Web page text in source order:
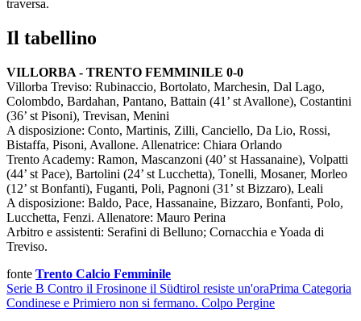
traversa.
Il tabellino
VILLORBA - TRENTO FEMMINILE 0-0
Villorba Treviso: Rubinaccio, Bortolato, Marchesin, Dal Lago,
Colombdo, Bardahan, Pantano, Battain (41’ st Avallone), Costantini
(36’ st Pisoni), Trevisan, Menini
A disposizione: Conto, Martinis, Zilli, Canciello, Da Lio, Rossi,
Bistaffa, Pisoni, Avallone. Allenatrice: Chiara Orlando
Trento Academy: Ramon, Mascanzoni (40’ st Hassanaine), Volpatti
(44’ st Pace), Bartolini (24’ st Lucchetta), Tonelli, Mosaner, Morleo
(12’ st Bonfanti), Fuganti, Poli, Pagnoni (31’ st Bizzaro), Leali
A disposizione: Baldo, Pace, Hassanaine, Bizzaro, Bonfanti, Polo,
Lucchetta, Fenzi. Allenatore: Mauro Perina
Arbitro e assistenti: Serafini di Belluno; Cornacchia e Yoada di
Treviso.
fonte Trento Calcio Femminile
Serie B Contro il Frosinone il Südtirol resiste un'oraPrima Categoria
Condinese e Primiero non si fermano. Colpo Pergine